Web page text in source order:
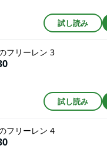
試し読み
フリーレン 3
試し読み
フリーレン 4